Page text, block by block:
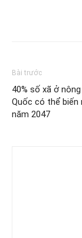
Bài trước
40% số xã ở
Quốc có thể biến
năm 2047